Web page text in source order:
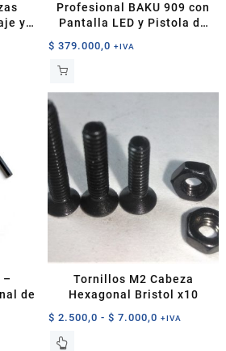
y
Profesional BAKU 909 con
Pantalla LED y Pistola de
$ 379.000,0 +IVA
–
de
Tornillos M2 Cabeza
Hexagonal Bristol x10
$ 2.500,0 - $ 7.000,0 Rango
+IVA
Este